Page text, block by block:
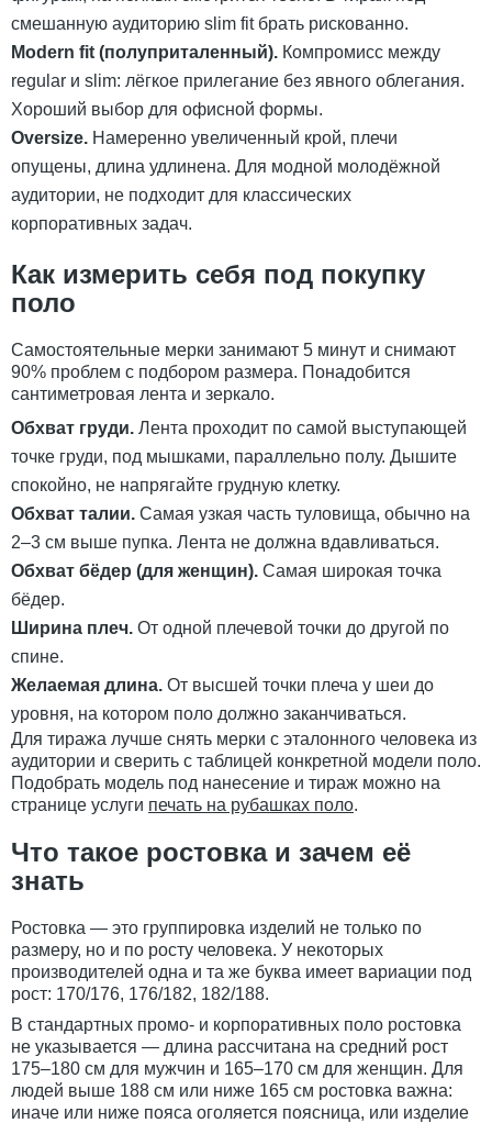
смешанную аудиторию slim fit брать рискованно.
Modern fit (полуприталенный). Компромисс между
regular и slim: лёгкое прилегание без явного облегания.
Хороший выбор для офисной формы.
Oversize. Намеренно увеличенный крой, плечи
опущены, длина удлинена. Для модной молодёжной
аудитории, не подходит для классических
корпоративных задач.
Как измерить себя под покупку
поло
Самостоятельные мерки занимают 5 минут и снимают
90% проблем с подбором размера. Понадобится
сантиметровая лента и зеркало.
Обхват груди. Лента проходит по самой выступающей
точке груди, под мышками, параллельно полу. Дышите
спокойно, не напрягайте грудную клетку.
Обхват талии. Самая узкая часть туловища, обычно на
2–3 см выше пупка. Лента не должна вдавливаться.
Обхват бёдер (для женщин). Самая широкая точка
бёдер.
Ширина плеч. От одной плечевой точки до другой по
спине.
Желаемая длина. От высшей точки плеча у шеи до
уровня, на котором поло должно заканчиваться.
Для тиража лучше снять мерки с эталонного человека из
аудитории и сверить с таблицей конкретной модели поло.
Подобрать модель под нанесение и тираж можно на
странице услуги печать на рубашках поло.
Что такое ростовка и зачем её
знать
Ростовка — это группировка изделий не только по
размеру, но и по росту человека. У некоторых
производителей одна и та же буква имеет вариации под
рост: 170/176, 176/182, 182/188.
В стандартных промо- и корпоративных поло ростовка
не указывается — длина рассчитана на средний рост
175–180 см для мужчин и 165–170 см для женщин. Для
людей выше 188 см или ниже 165 см ростовка важна:
иначе или ниже пояса оголяется поясница, или изделие